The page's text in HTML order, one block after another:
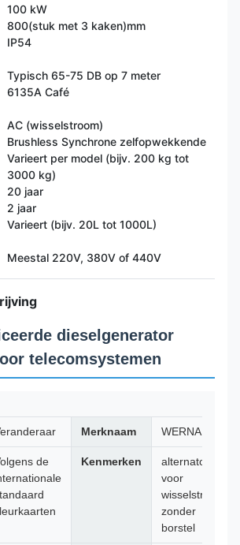
100 kW
800(stuk met 3 kaken)mm
IP54
Typisch 65-75 DB op 7 meter
6135A Café
AC (wisselstroom)
Brushless Synchrone zelfopwekkende
Varieert per model (bijv. 200 kg tot
3000 kg)
20 jaar
2 jaar
Varieert (bijv. 20L tot 1000L)
Meestal 220V, 380V of 440V
dieselgenerator
telecomsystemen
Merknaam WERNA
de
Kenmerken
alternator
voor
wisselstroom
zonder
borstel